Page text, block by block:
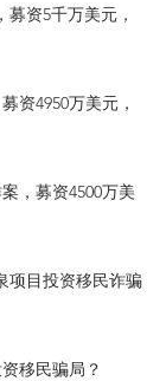
资5千万美元，
资4950万美元，
，募资4500万美
项目投资移民诈骗
移民骗局？